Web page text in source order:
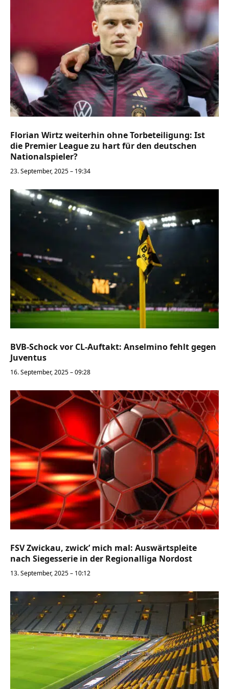
Florian Wirtz weiterhin ohne Torbeteiligung: Ist
die Premier League zu hart für den deutschen
Nationalspieler?
23. September, 2025 – 19:34
BVB-Schock vor CL-Auftakt: Anselmino fehlt gegen
Juventus
16. September, 2025 – 09:28
FSV Zwickau, zwick’ mich mal: Auswärtspleite
nach Siegesserie in der Regionalliga Nordost
13. September, 2025 – 10:12